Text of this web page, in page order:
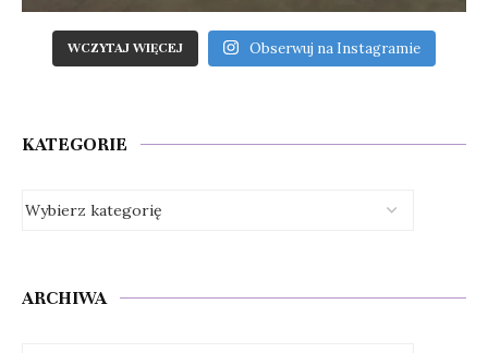
WCZYTAJ WIĘCEJ Obserwuj na Instagramie
KATEGORIE
ARCHIWA